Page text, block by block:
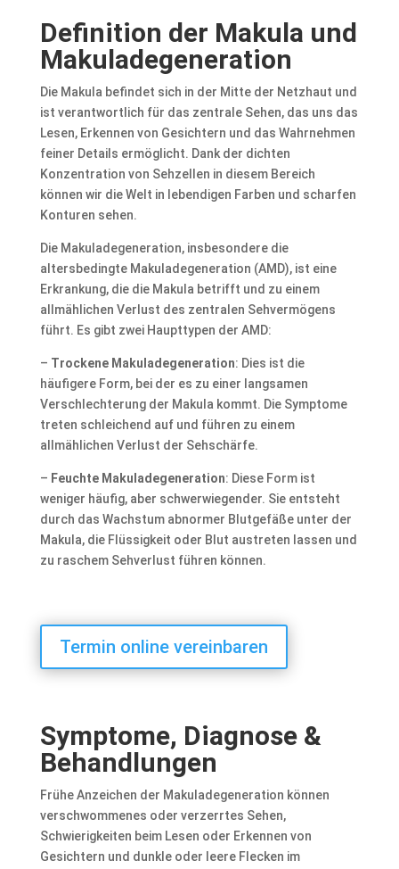
Definition der Makula und
Makuladegeneration
Die Makula befindet sich in der Mitte der Netzhaut und
ist verantwortlich für das zentrale Sehen, das uns das
Lesen, Erkennen von Gesichtern und das Wahrnehmen
feiner Details ermöglicht. Dank der dichten
Konzentration von Sehzellen in diesem Bereich
können wir die Welt in lebendigen Farben und scharfen
Konturen sehen.
Die Makuladegeneration, insbesondere die
altersbedingte Makuladegeneration (AMD), ist eine
Erkrankung, die die Makula betrifft und zu einem
allmählichen Verlust des zentralen Sehvermögens
führt. Es gibt zwei Haupttypen der AMD:
– Trockene Makuladegeneration: Dies ist die
häufigere Form, bei der es zu einer langsamen
Verschlechterung der Makula kommt. Die Symptome
treten schleichend auf und führen zu einem
allmählichen Verlust der Sehschärfe.
– Feuchte Makuladegeneration: Diese Form ist
weniger häufig, aber schwerwiegender. Sie entsteht
durch das Wachstum abnormer Blutgefäße unter der
Makula, die Flüssigkeit oder Blut austreten lassen und
zu raschem Sehverlust führen können.
Termin online vereinbaren
Symptome, Diagnose &
Behandlungen
Frühe Anzeichen der Makuladegeneration können
verschwommenes oder verzerrtes Sehen,
Schwierigkeiten beim Lesen oder Erkennen von
Gesichtern und dunkle oder leere Flecken im